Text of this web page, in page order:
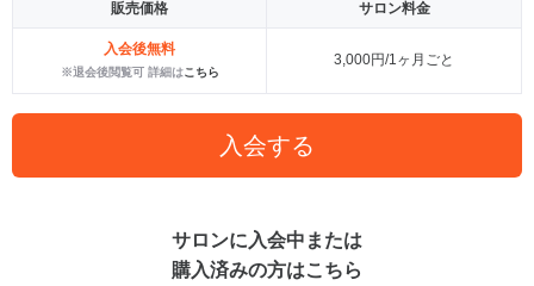
販売価格 サロン料金
入会後無料
※退会後閲覧可 詳細はこちら
3,000円/1ヶ月ごと
入会する
サロンに入会中または
購入済みの方はこちら